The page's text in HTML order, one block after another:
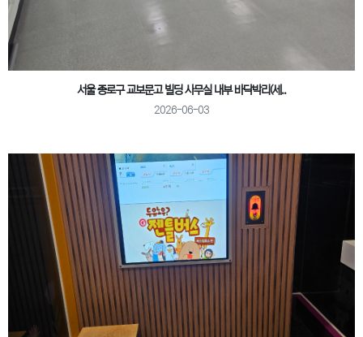
서울 종로구 교보문고 빌딩 사무실 내부 바닥박리(세..
2026-06-03